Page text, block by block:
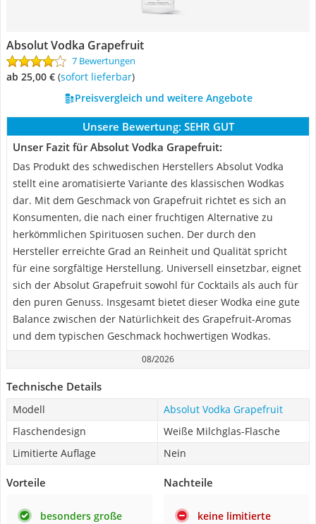
Absolut Vodka Grapefruit
7 Bewertungen
ab 25,00 € ( Sofort lieferbar)
Preisvergleich und weitere Angebote
Unsere Bewertung: SEHR GUT
Unser Fazit für Absolut Vodka Grapefruit:
Das Produkt des schwedischen Herstellers Absolut Vodka
stellt eine aromatisierte Variante des klassischen Wodkas
dar. Mit dem Geschmack von Grapefruit richtet es sich an
Konsumenten, die nach einer fruchtigen Alternative zu
herkömmlichen Spirituosen suchen. Der durch den
Hersteller erreichte Grad an Reinheit und Qualität spricht
für eine sorgfältige Herstellung. Universell einsetzbar, eignet
sich der Absolut Grapefruit sowohl für Cocktails als auch für
den puren Genuss. Insgesamt bietet dieser Wodka eine gute
Balance zwischen der Natürlichkeit des Grapefruit-Aromas
und dem typischen Geschmack hochwertigen Wodkas.
08/2026
Technische Details
Modell
Absolut Vodka Grapefruit
Flaschendesign
Weiße Milchglas-Flasche
Limitierte Auflage
Nein
Vorteile
besonders große
Nachteile
keine limitierte